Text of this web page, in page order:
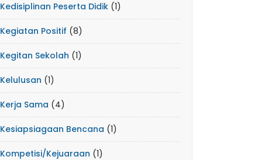
Kedisiplinan Peserta Didik (1)
Kegiatan Positif (8)
Kegitan Sekolah (1)
Kelulusan (1)
Kerja Sama (4)
Kesiapsiagaan Bencana (1)
Kompetisi/Kejuaraan (1)